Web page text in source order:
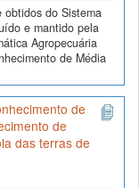
obtidos do Sistema
e mantido pela
Agropecuária
de Média
de
de
das terras de